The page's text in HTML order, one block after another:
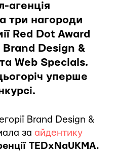
агенція
три нагороди
Red Dot Award
Brand Design &
Web Specials.
уперше
Brand Design &
за айдентику
TEDxNaUKMA.